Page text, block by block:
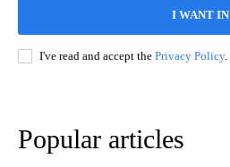
I WANT IN
I've read and accept the Privacy Policy.
Popular articles